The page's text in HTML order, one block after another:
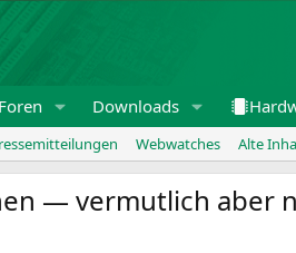
Foren Downloads
Webwatches Alte
— vermutlich aber